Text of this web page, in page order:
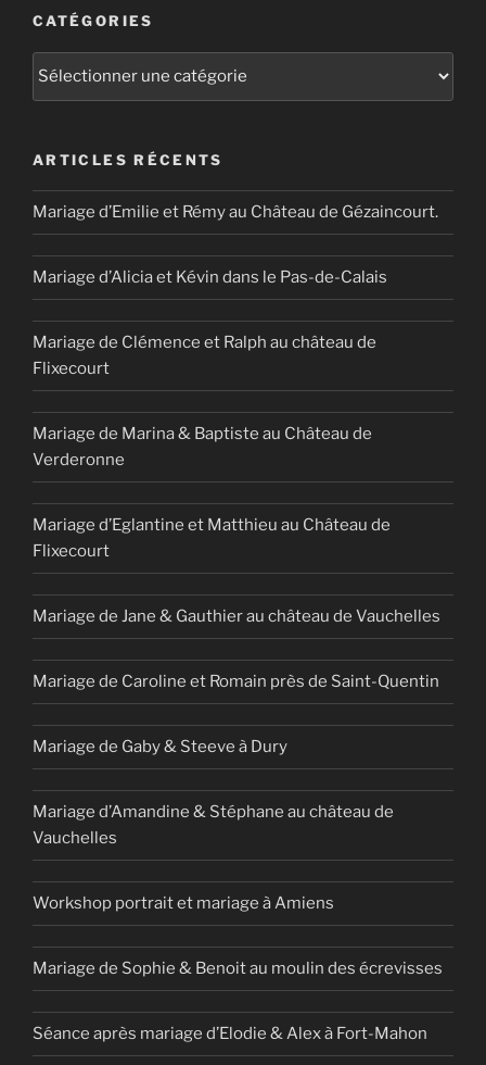
CATÉGORIES
Catégories
ARTICLES RÉCENTS
Mariage d’Emilie et Rémy au Château de Gézaincourt.
Mariage d’Alicia et Kévin dans le Pas-de-Calais
Mariage de Clémence et Ralph au château de
Flixecourt
Mariage de Marina & Baptiste au Château de
Verderonne
Mariage d’Eglantine et Matthieu au Château de
Flixecourt
Mariage de Jane & Gauthier au château de Vauchelles
Mariage de Caroline et Romain près de Saint-Quentin
Mariage de Gaby & Steeve à Dury
Mariage d’Amandine & Stéphane au château de
Vauchelles
Workshop portrait et mariage à Amiens
Mariage de Sophie & Benoit au moulin des écrevisses
Séance après mariage d’Elodie & Alex à Fort-Mahon